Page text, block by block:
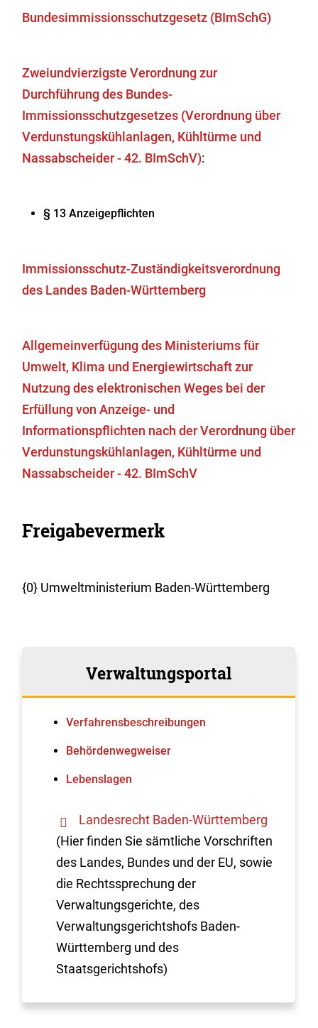
Bundesimmissionsschutzgesetz (BImSchG)
Zweiundvierzigste Verordnung zur
Durchführung des Bundes-
Immissionsschutzgesetzes (Verordnung über
Verdunstungskühlanlagen, Kühltürme und
Nassabscheider - 42. BImSchV):
§ 13 Anzeigepflichten
Immissionsschutz-Zuständigkeitsverordnung
des Landes Baden-Württemberg
Allgemeinverfügung des Ministeriums für
Umwelt, Klima und Energiewirtschaft zur
Nutzung des elektronischen Weges bei der
Erfüllung von Anzeige- und
Informationspflichten nach der Verordnung über
Verdunstungskühlanlagen, Kühltürme und
Nassabscheider - 42. BImSchV
Freigabevermerk
{0} Umweltministerium Baden-Württemberg
Verwaltungsportal
Verfahrens­beschreibungen
Behördenwegweiser
Lebenslagen
Landesrecht Baden-Württemberg
(Hier finden Sie sämtliche Vorschriften
des Landes, Bundes und der EU, sowie
die Rechtssprechung der
Verwaltungsgerichte, des
Verwaltungsgerichtshofs Baden-
Württemberg und des
Staatsgerichtshofs)